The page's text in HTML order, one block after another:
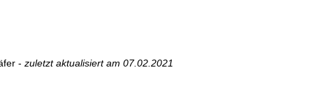
- zuletzt aktualisiert am 07.02.2021